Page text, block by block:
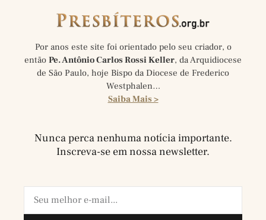
Por anos este site foi orientado pelo seu criador, o
então Pe. Antônio Carlos Rossi Keller, da Arquidiocese
de São Paulo, hoje Bispo da Diocese de Frederico
Westphalen…
Saiba Mais >
Nunca perca nenhuma notícia importante.
Inscreva-se em nossa newsletter.